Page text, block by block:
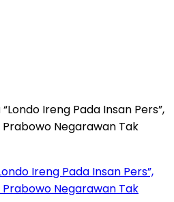
Ireng Pada Insan Pers”,
Negarawan Tak